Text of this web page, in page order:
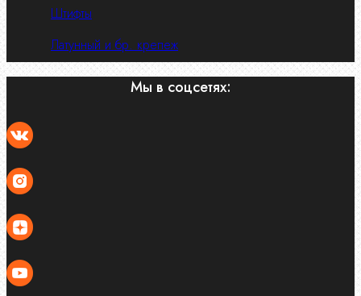
Штифты
Латунный и бр. крепеж
Мы в соцсетях: